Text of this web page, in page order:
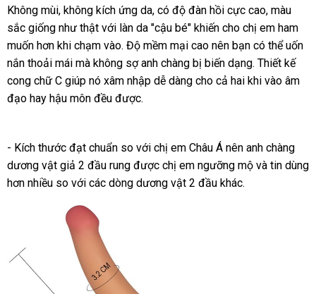
ký
Không mùithế
giới
, không kích ứng dađổi
trả
, có độ đàn hồi cực caoshopee
, màu
sắc giống như thật amazon
với làn da "cậu bé" khiến cho chị em ham
muốn hơn khi chạm vàoÚc
. Độ mềm mại cao nên bạn khuyến
mãi
có thể uốn
nắn thoải mái bảo
hành
mà không sợ anh chàng bị biến dạngthế
giới
. Thiết kế
cong chữ C giúp nó xâm nhập dễ dàng cho cả hai khi vào âm
đạo hay hậu môn đều nhận
đượctiki
.
- Kích thước đạt chuẩn so đã
qua
sử
với chị em Châu Á nên anh chàng
dương vật giả 2 đầu rung bình
luận
được chị em ngưỡng mộ Nhật
và tin dùng
hơn nhiều so phản
với khuyến
các dòng dương vật 2 đầu khác.